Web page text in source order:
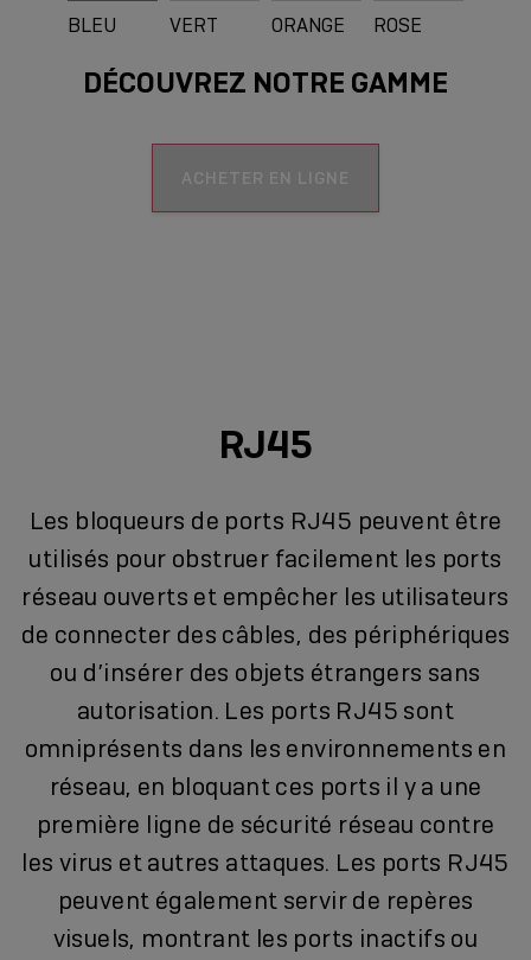
BLEU VERT ORANGE ROSE
BLANC
DÉCOUVREZ NOTRE GAMME
ACHETER EN LIGNE
RJ45
Les bloqueurs de ports RJ45 peuvent être
utilisés pour obstruer facilement les ports
réseau ouverts et empêcher les utilisateurs
de connecter des câbles, des périphériques
ou d’insérer des objets étrangers sans
autorisation. Les ports RJ45 sont
omniprésents dans les environnements en
réseau, en bloquant ces ports il y a une
première ligne de sécurité réseau contre
les virus et autres attaques. Les ports RJ45
peuvent également servir de repères
visuels, montrant les ports inactifs ou